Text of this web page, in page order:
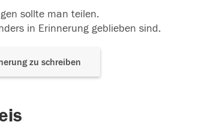
sollte man teilen.
in Erinnerung geblieben sind.
zu schreiben